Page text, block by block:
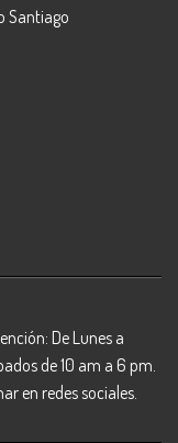
Santiago
De Lunes a
de 10 am a 6 pm.
en redes sociales.